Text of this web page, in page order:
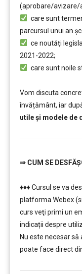
(aprobare/avizare/
care sunt
parcursul unui an
ce noutăți
2021-2022;
care sunt noile
Vom discuta
învățământ, iar
utile și modele de
⇒ CUM SE
♦♦♦ Cursul se va
platforma Webex
curs veţi primi un
indicații despre
Nu este necesar
poate face direct